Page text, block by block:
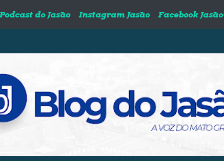
do Jasão Instagram Jasão Facebook Jasão